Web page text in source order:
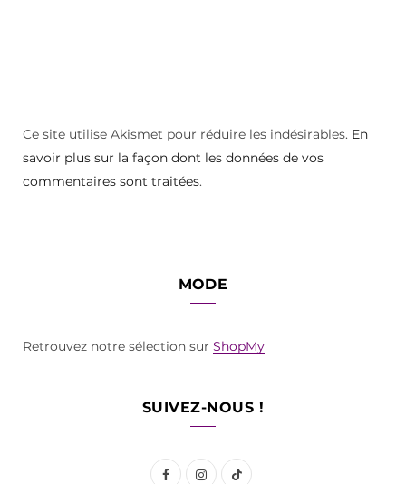
Ce site utilise Akismet pour réduire les indésirables. En
savoir plus sur la façon dont les données de vos
commentaires sont traitées.
MODE
Retrouvez notre sélection sur ShopMy
SUIVEZ-NOUS !
F
I
T